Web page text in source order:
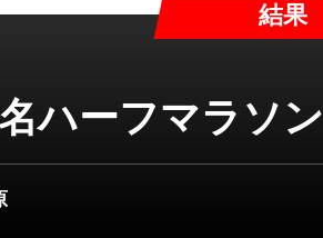
結果
ハーフマラソン